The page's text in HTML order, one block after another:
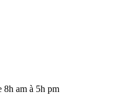
8h am à 5h pm